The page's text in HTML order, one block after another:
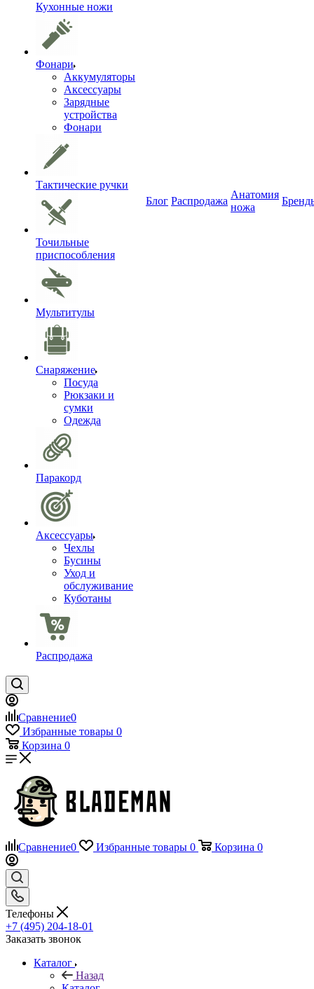
Кухонные ножи
Фонари
Аккумуляторы
Аксессуары
Зарядные
устройства
Фонари
Тактические ручки
Точильные
приспособления
Мультитулы
Снаряжение
Посуда
Рюкзаки и
сумки
Одежда
Паракорд
Аксессуары
Чехлы
Бусины
Уход и
обслуживание
Куботаны
Распродажа
Блог Распродажа
Анатомия
ножа
Сравнение0
Избранные товары 0
Корзина 0
Сравнение0 Избранные товары 0 Корзина 0
Телефоны
+7 (495) 204-18-01
Заказать звонок
Каталог
Назад